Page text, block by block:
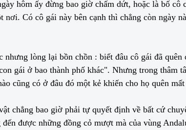
hôm ấy đừng bao giờ chấm dứt, hoặc là bố cô
Có cô gái này bên cạnh thì chẳng còn ngày
lòng lại bồn chồn : biết đâu cô gái đã
gái ở bao thành phố khác". Nhưng trong thâm
cũng có ở đâu đó một kẻ khiến cho họ quên
chẳng bao giờ phải tự quyết định về bất cứ
được những đồng cỏ mượt mà của vùng